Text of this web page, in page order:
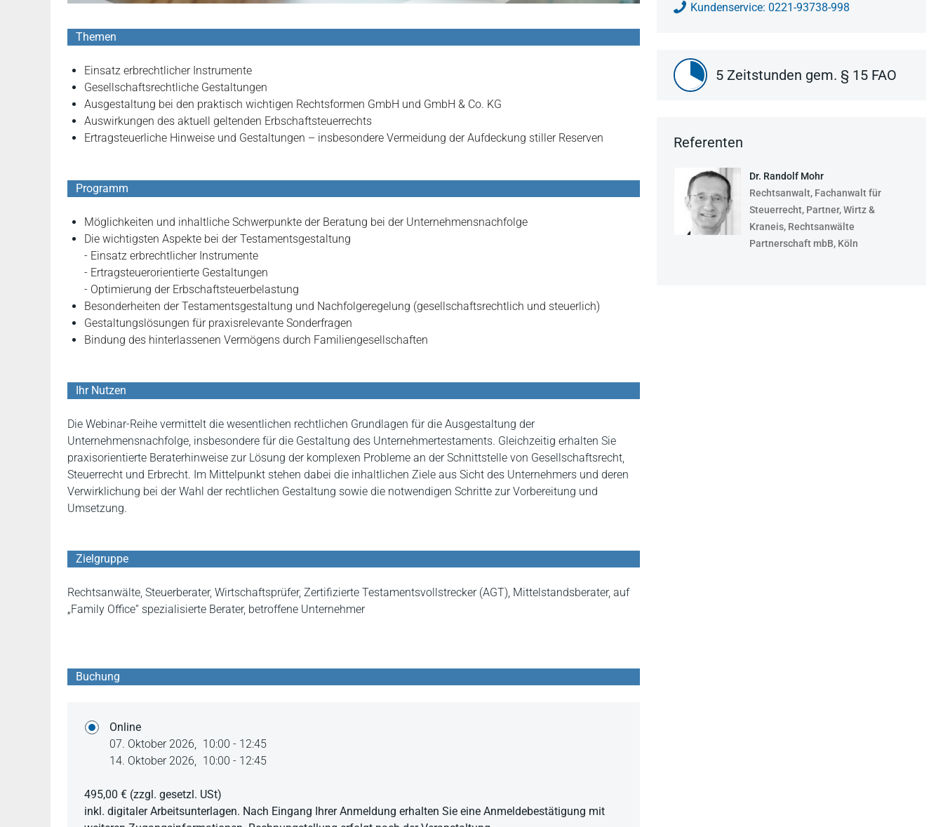
Kundenservice: 0221-93738-998
Themen
Einsatz erbrechtlicher Instrumente
Gesellschaftsrechtliche Gestaltungen
Ausgestaltung bei den praktisch wichtigen Rechtsformen GmbH und GmbH & Co. KG
Auswirkungen des aktuell geltenden Erbschaftsteuerrechts
Ertragsteuerliche Hinweise und Gestaltungen – insbesondere Vermeidung der Aufdeckung stiller Reserven
Programm
Möglichkeiten und inhaltliche Schwerpunkte der Beratung bei der Unternehmensnachfolge
Die wichtigsten Aspekte bei der Testamentsgestaltung
- Einsatz erbrechtlicher Instrumente
- Ertragsteuerorientierte Gestaltungen
- Optimierung der Erbschaftsteuerbelastung
Besonderheiten der Testamentsgestaltung und Nachfolgeregelung (gesellschaftsrechtlich und steuerlich)
Gestaltungslösungen für praxisrelevante Sonderfragen
Bindung des hinterlassenen Vermögens durch Familiengesellschaften
Ihr Nutzen
Die Webinar-Reihe vermittelt die wesentlichen rechtlichen Grundlagen für die Ausgestaltung der
Unternehmensnachfolge, insbesondere für die Gestaltung des Unternehmertestaments. Gleichzeitig erhalten Sie
praxisorientierte Beraterhinweise zur Lösung der komplexen Probleme an der Schnittstelle von Gesellschaftsrecht,
Steuerrecht und Erbrecht. Im Mittelpunkt stehen dabei die inhaltlichen Ziele aus Sicht des Unternehmers und deren
Verwirklichung bei der Wahl der rechtlichen Gestaltung sowie die notwendigen Schritte zur Vorbereitung und
Umsetzung.
Zielgruppe
Rechtsanwälte, Steuerberater, Wirtschaftsprüfer, Zertifizierte Testamentsvollstrecker (AGT), Mittelstandsberater, auf
„Family Office“ spezialisierte Berater, betroffene Unternehmer
Buchung
Online
07. Oktober 2026, 10:00 - 12:45
14. Oktober 2026, 10:00 - 12:45
495,00 € (zzgl. gesetzl. USt)
inkl. digitaler Arbeitsunterlagen. Nach Eingang Ihrer Anmeldung erhalten Sie eine Anmeldebestätigung mit
5 Zeitstunden gem. § 15 FAO
Referenten
Dr. Randolf Mohr
Rechtsanwalt, Fachanwalt für
Steuerrecht, Partner, Wirtz &
Kraneis, Rechtsanwälte
Partnerschaft mbB, Köln